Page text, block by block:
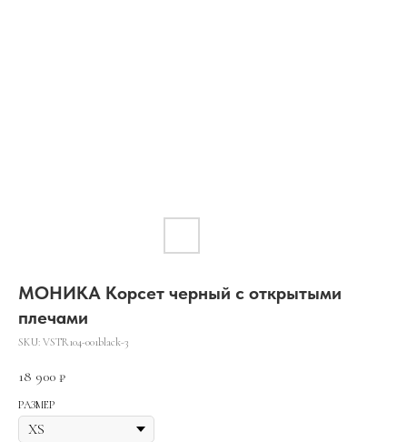
МОНИКА Корсет черный с открытыми
плечами
SKU: VSTR104-001black-3
18 900 ₽
РАЗМЕР